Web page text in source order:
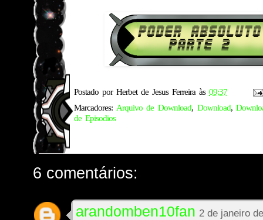
Postado por Herbet de Jesus Ferreira às 09:37
Marcadores: Arquivo de Download, Download,
de Episodios
6 comentários:
arandomben10fan 2 de janeiro